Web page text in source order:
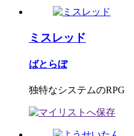
ミスレッド
ばとらぼ
独特なシステムのRPG